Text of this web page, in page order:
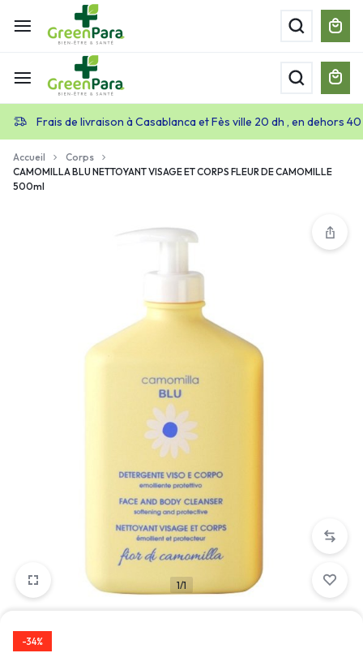
Frais de livraison à Casablanca et Fès ville 20 dh , en dehors
Accueil
Corps
CAMOMILLA BLU NETTOYANT VISAGE ET CORPS FLEUR DE CAMOMILLE
500ml
1/1
-34%